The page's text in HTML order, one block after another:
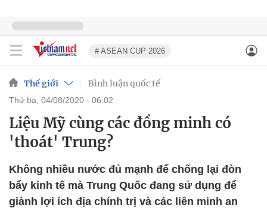
# ASEAN CUP 2026
Thế giới Bình luận quốc tế
thứ ba, 04/08/2020 - 06:02
Liệu Mỹ cùng các đồng minh có
'thoát' Trung?
Không nhiều nước đủ mạnh để chống lại đòn
bẩy kinh tế mà Trung Quốc đang sử dụng để
giành lợi ích địa chính trị và các liên minh an